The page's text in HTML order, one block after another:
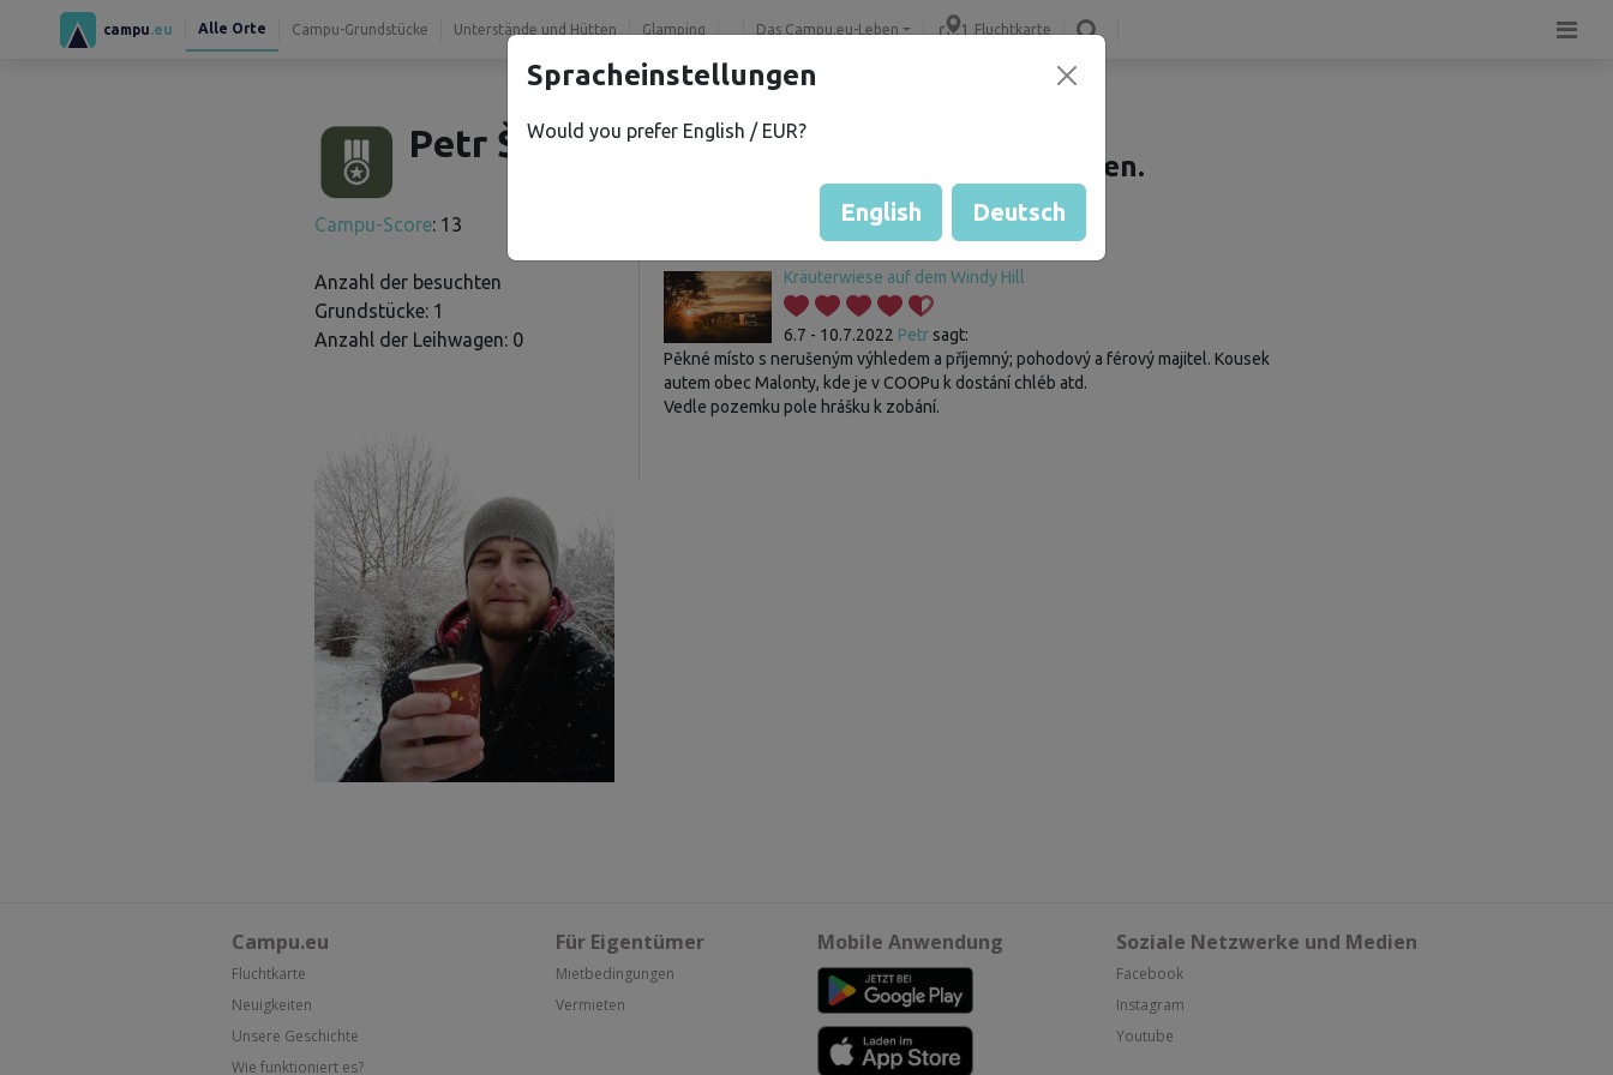
campu .eu Alle Orte Campu-Grundstücke Unterstände und Hütten Glamping Das Campu.eu-Leben Fluchtkarte
Petr Š.
Campu-Score: 13
Anzahl der besuchten
Grundstücke: 1
Anzahl der Leihwagen: 0
Gast hat noch keine Bewertungen.
Bewertung der Grundstücke
Kräuterwiese auf dem Windy Hill
6.7 - 10.7.2022 Petr sagt:
Pěkné místo s nerušeným výhledem a příjemný; pohodový a férový majitel. Kousek
autem obec Malonty, kde je v COOPu k dostání chléb atd.
Vedle pozemku pole hrášku k zobání.
Campu.eu
Fluchtkarte
Neuigkeiten
Unsere Geschichte
Wie funktioniert es?
Für Eigentümer
Mietbedingungen
Vermieten
Mobile Anwendung Soziale Netzwerke und Medien
Facebook
Instagram
Youtube
Spracheinstellungen
Would you prefer English / EUR?
English Deutsch